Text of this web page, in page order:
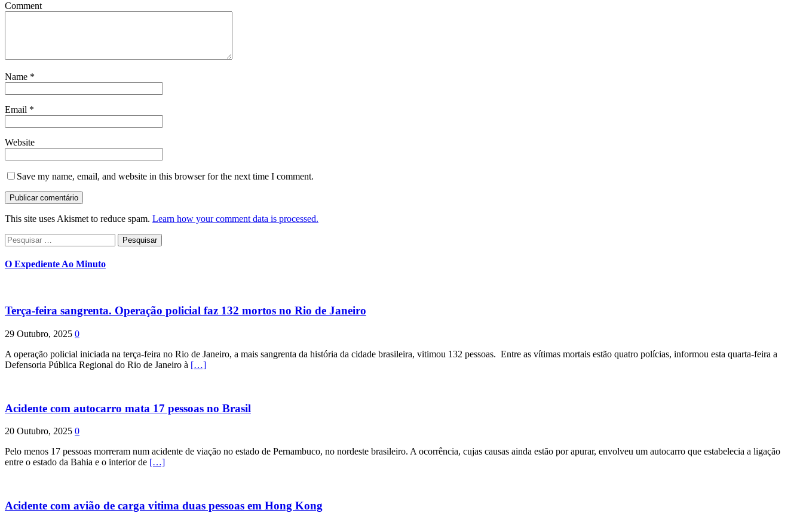
Comment
Name *
Email *
Website
Save my name, email, and website in this browser for the next time I comment.
This site uses Akismet to reduce spam. Learn how your comment data is processed.
Pesquisar
por:
O Expediente Ao Minuto
Terça-feira sangrenta. Operação policial faz 132 mortos no Rio de Janeiro
29 Outubro, 2025 0
A operação policial iniciada na terça-feira no Rio de Janeiro, a mais sangrenta da história da cidade brasileira, vitimou 132 pessoas. Entre as vítimas mortais estão quatro polícias, informou esta quarta-feira a
Defensoria Pública Regional do Rio de Janeiro à […]
Acidente com autocarro mata 17 pessoas no Brasil
20 Outubro, 2025 0
Pelo menos 17 pessoas morreram num acidente de viação no estado de Pernambuco, no nordeste brasileiro. A ocorrência, cujas causas ainda estão por apurar, envolveu um autocarro que estabelecia a ligação
entre o estado da Bahia e o interior de […]
Acidente com avião de carga vitima duas pessoas em Hong Kong